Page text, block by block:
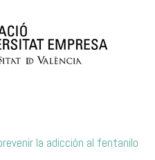
la adicción al fentanilo